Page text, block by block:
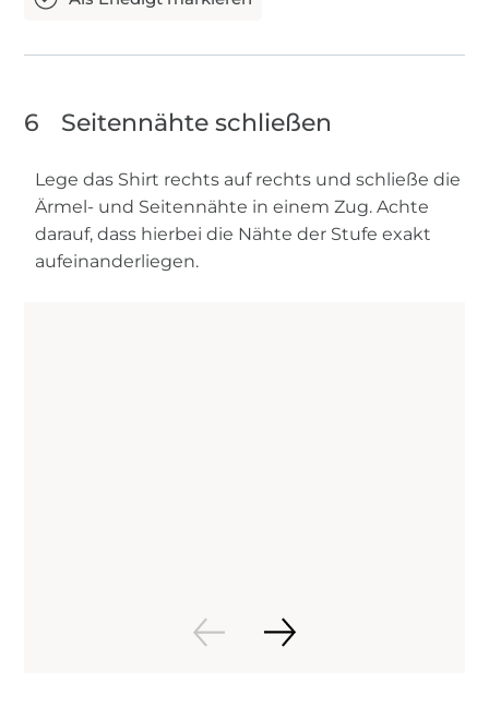
6 Seitennähte schließen
Lege das Shirt rechts auf rechts und schließe die
Ärmel- und Seitennähte in einem Zug. Achte
darauf, dass hierbei die Nähte der Stufe exakt
aufeinanderliegen.